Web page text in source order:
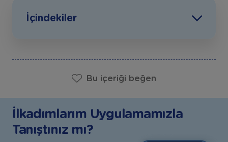
İçindekiler
Bu içeriği beğen
İlkadımlarım Uygulamamızla
Tanıştınız mı?